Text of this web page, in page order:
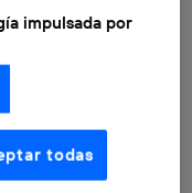
un futuro
pasado en la
misma en la que
el gigante de
impulsada por
tecnología Utiq para
digital o análisis
web(s)
conexión a
una de las
y otorgas tu
todas